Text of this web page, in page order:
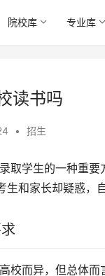
院校库 专业库
读书吗
• 招生
和家长却疑惑，
校而异，但总体而